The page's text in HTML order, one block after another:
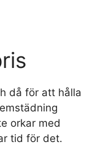
då för att hålla
orkar med
tid för det.